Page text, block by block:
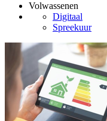
Volwassenen
Digitaal
Spreekuur